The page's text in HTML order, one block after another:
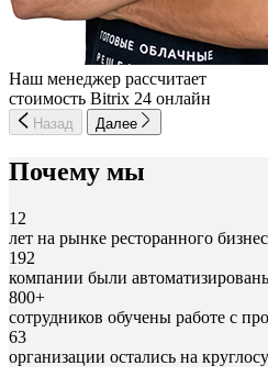
Наш менеджер рассчитает
стоимость Bitrix 24 онлайн
Назад Далее
Почему мы
12
лет на рынке ресторанного
192
компании были
800+
сотрудников обучены работе с
63
организации остались на